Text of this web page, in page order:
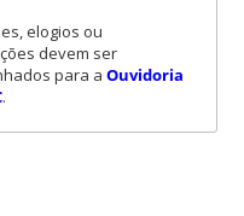
elogios ou
devem ser
para a Ouvidoria
.